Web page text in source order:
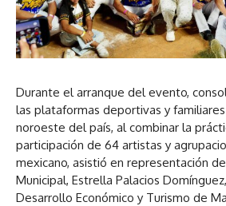
Durante el arranque del evento,
las plataformas deportivas y
noroeste del país, al combinar la
participación de 64 artistas y
mexicano, asistió en representación
Municipal, Estrella Palacios
Desarrollo Económico y Turismo de